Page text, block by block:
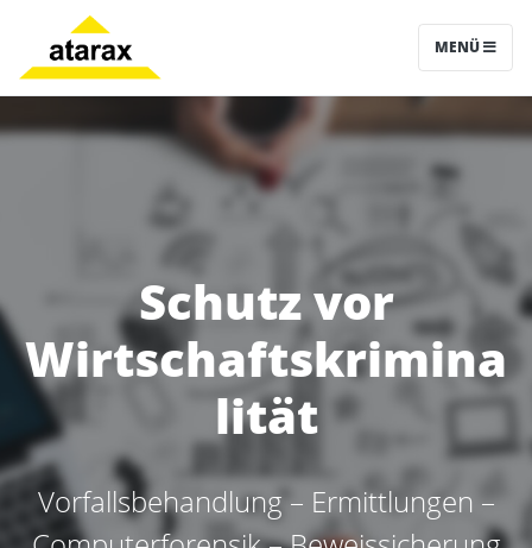
MENÜ
Schutz vor
Wirtschaftskrimina
lität
Vorfallsbehandlung – Ermittlungen –